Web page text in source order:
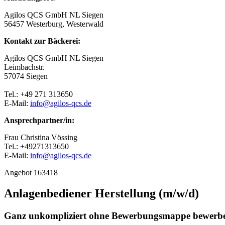
Agilos QCS GmbH NL Siegen
56457 Westerburg, Westerwald
Kontakt zur Bäckerei:
Agilos QCS GmbH NL Siegen
Leimbachstr.
57074 Siegen
Tel.: +49 271 313650
E-Mail: info@agilos-qcs.de
Ansprechpartner/in:
Frau Christina Vössing
Tel.: +49271313650
E-Mail: info@agilos-qcs.de
Angebot 163418
Anlagenbediener Herstellung (m/w/d)
Ganz unkompliziert ohne Bewerbungsmappe